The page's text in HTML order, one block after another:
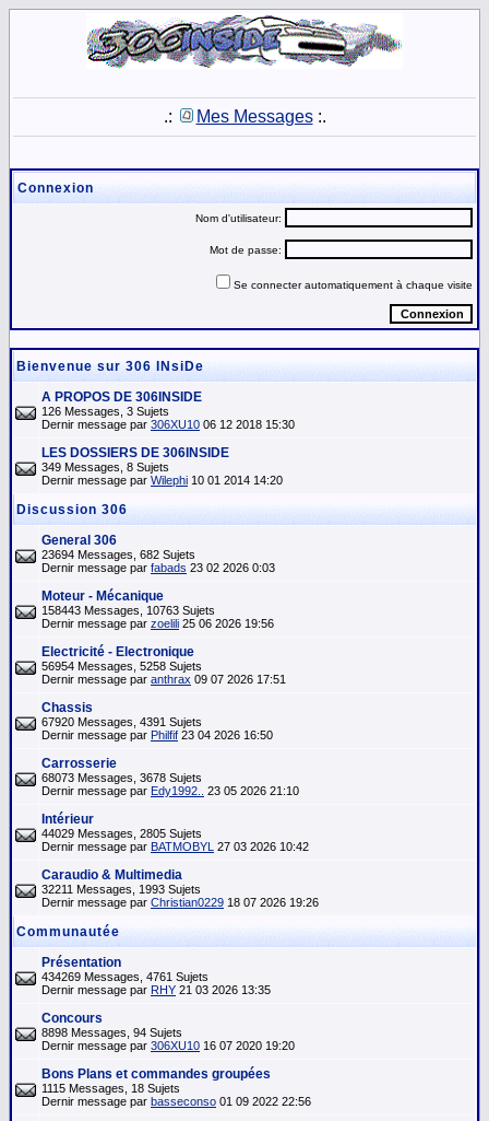
.: Mes Messages:.
Connexion
Nom d'utilisateur:
Mot de passe:
Se connecter automatiquement à chaque visite
Bienvenue sur 306 INsiDe
A PROPOS DE 306INSIDE
126 Messages, 3 Sujets
Dernir message par 306XU10 06 12 2018 15:30
LES DOSSIERS DE 306INSIDE
349 Messages, 8 Sujets
Dernir message par Wilephi 10 01 2014 14:20
Discussion 306
General 306
23694 Messages, 682 Sujets
Dernir message par fabads 23 02 2026 0:03
Moteur - Mécanique
158443 Messages, 10763 Sujets
Dernir message par zoelili 25 06 2026 19:56
Electricité - Electronique
56954 Messages, 5258 Sujets
Dernir message par anthrax 09 07 2026 17:51
Chassis
67920 Messages, 4391 Sujets
Dernir message par Philfif 23 04 2026 16:50
Carrosserie
68073 Messages, 3678 Sujets
Dernir message par Edy1992.. 23 05 2026 21:10
Intérieur
44029 Messages, 2805 Sujets
Dernir message par BATMOBYL 27 03 2026 10:42
Caraudio & Multimedia
32211 Messages, 1993 Sujets
Dernir message par Christian0229 18 07 2026 19:26
Communautée
Présentation
434269 Messages, 4761 Sujets
Dernir message par RHY 21 03 2026 13:35
Concours
8898 Messages, 94 Sujets
Dernir message par 306XU10 16 07 2020 19:20
Bons Plans et commandes groupées
1115 Messages, 18 Sujets
Dernir message par basseconso 01 09 2022 22:56